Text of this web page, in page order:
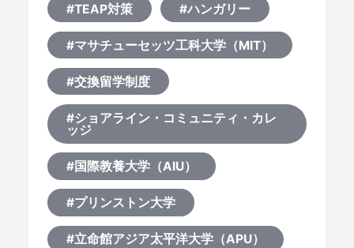
#TEAP対策 #ハンガリー
#マサチューセッツ工科大学（MIT）
#交換留学制度
#ショアライン・コミュニティ・カレ
ッジ
#国際教養大学（AIU）
#プリンストン大学
#立命館アジア太平洋大学（APU）